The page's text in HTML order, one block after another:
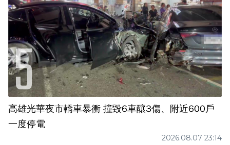
高雄光華夜市轎車暴衝 撞毀6車釀3傷、附近600戶
一度停電
2026.08.07 23:14